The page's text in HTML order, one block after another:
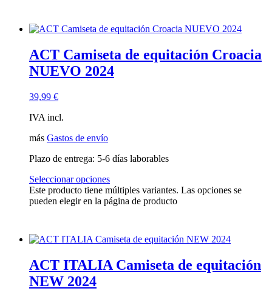
ACT Camiseta de equitación Croacia
NUEVO 2024
39,99 €
IVA incl.
más Gastos de envío
Plazo de entrega: 5-6 días laborables
Seleccionar opciones
Este producto tiene múltiples variantes. Las opciones se
pueden elegir en la página de producto
ACT ITALIA Camiseta de equitación
NEW 2024